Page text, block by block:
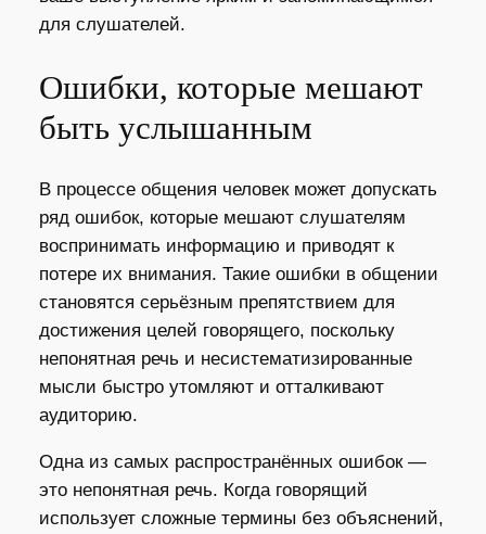
для слушателей.
Ошибки, которые мешают
быть услышанным
В процессе общения человек может допускать
ряд ошибок, которые мешают слушателям
воспринимать информацию и приводят к
потере их внимания. Такие ошибки в общении
становятся серьёзным препятствием для
достижения целей говорящего, поскольку
непонятная речь и несистематизированные
мысли быстро утомляют и отталкивают
аудиторию.
Одна из самых распространённых ошибок —
это непонятная речь. Когда говорящий
использует сложные термины без объяснений,